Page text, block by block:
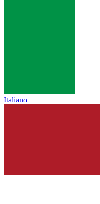
Italiano